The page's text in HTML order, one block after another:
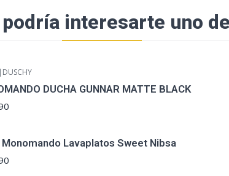
interesarte uno
DUSCHY
DUCHA GUNNAR MATTE BLACK
Monomando Lavaplatos Sweet Nibsa